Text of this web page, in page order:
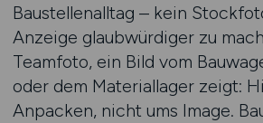
Baustellenalltag – kein
Anzeige glaubwürdiger zu
Teamfoto, ein Bild vom
oder dem Materiallager zeigt:
Anpacken, nicht ums Image.